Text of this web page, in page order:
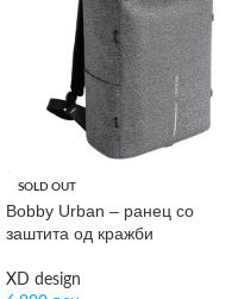
SOLD OUT
Bobby Urban – ранец со
заштита од кражби
XD design